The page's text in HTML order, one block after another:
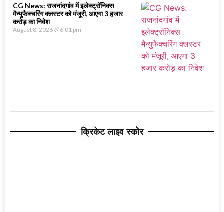
CG News: राजनांदगांव में इलेक्ट्रॉनिक्स
मैन्युफैक्चरिंग क्लस्टर को मंजूरी, आएगा 3 हजार
करोड़ का निवेश
August 8, 2026 6:01 pm
क्रिकेट लाइव स्कोर